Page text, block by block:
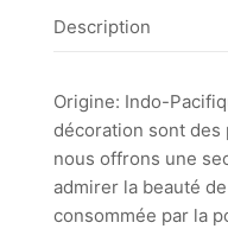
Description
Origine: Indo-
décoration sont
nous offrons une
admirer la beauté
consommée par la